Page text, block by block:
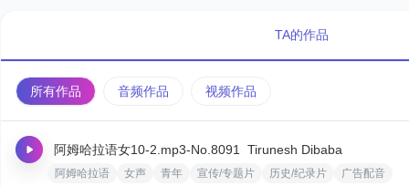
TA的作品
所有作品 音频作品 视频作品
阿姆哈拉语女10-2.mp3-No.8091 Tirunesh Dibaba
阿姆哈拉语 女声 青年 宣传/专题片 历史/纪录片 广告配音